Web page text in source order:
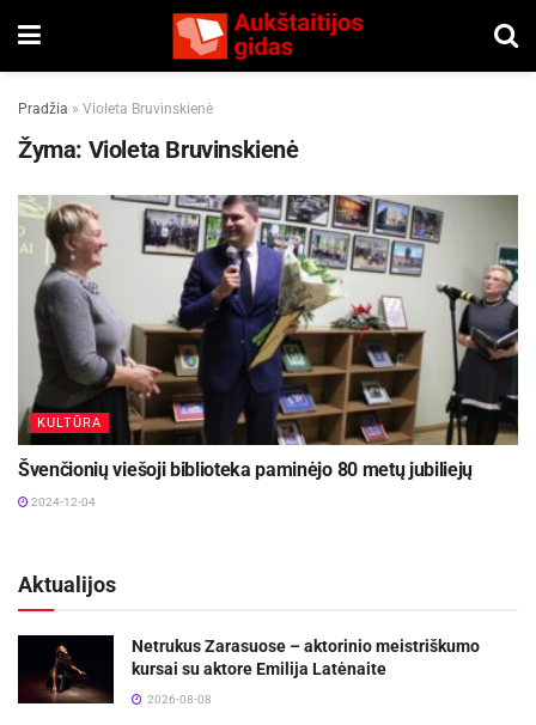
Pradžia » Violeta Bruvinskienė
Žyma: Violeta Bruvinskienė
KULTŪRA
Švenčionių viešoji biblioteka paminėjo 80 metų jubiliejų
2024-12-04
Aktualijos
Netrukus Zarasuose – aktorinio meistriškumo
kursai su aktore Emilija Latėnaite
2026-08-08